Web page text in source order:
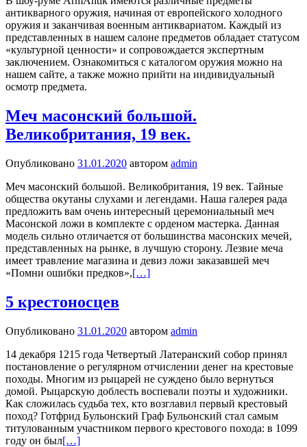
антикварного оружия, начиная от европейского холодного
оружия и заканчивая военным антиквариатом. Каждый из
представленных в нашем салоне предметов обладает статусом
«культурной ценности» и сопровождается экспертным
заключением. Ознакомиться с каталогом оружия можно на
нашем сайте, а также можно прийти на индивидуальный
осмотр предмета.
Меч масонский большой.
Великобритания, 19 век.
Опубликовано 31.01.2020 автором admin
Меч масонский большой. Великобритания, 19 век. Тайные
общества окутаны слухами и легендами. Наша галерея рада
предложить вам очень интересный церемониальный меч
Масонской ложи в комплекте с орденом мастерка. Данная
модель сильно отличается от большинства масонских мечей,
представленных на рынке, в лучшую сторону. Лезвие меча
имеет травление магазина и девиз ложи заказавшей меч
«Помни ошибки предков»,[…]
5 крестоносцев
Опубликовано 31.01.2020 автором admin
14 декабря 1215 года Четвертый Латеранский собор принял
постановление о регулярном отчислении денег на крестовые
походы. Многим из рыцарей не суждено было вернуться
домой. Рыцарскую доблесть воспевали поэты и художники.
Как сложилась судьба тех, кто возглавил первый крестовый
поход? Готфрид Бульонский Граф Бульонский стал самым
титулованным участником первого крестового похода: в 1099
году он был[…]